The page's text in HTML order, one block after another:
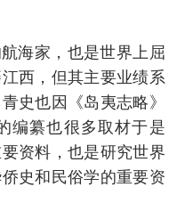
海家，也是世界上屈
西，但其主要业绩系
史也因《岛夷志略》
编纂也很多取材于是
资料，也是研究世界
史和民俗学的重要资